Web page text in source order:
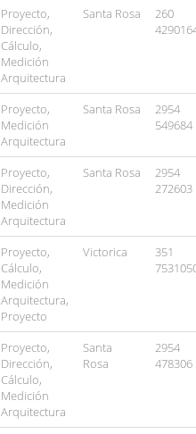
Proyecto,
Dirección,
Cálculo,
Medición
Arquitectura
Santa Rosa
260
Proyecto,
Medición
Arquitectura
Santa Rosa
2954
549684
Proyecto,
Dirección,
Medición
Arquitectura
Santa Rosa
2954
272603
Proyecto,
Cálculo,
Medición
Arquitectura,
Proyecto
Victorica
351
Proyecto,
Dirección,
Cálculo,
Medición
Arquitectura
Santa
Rosa
2954
478306